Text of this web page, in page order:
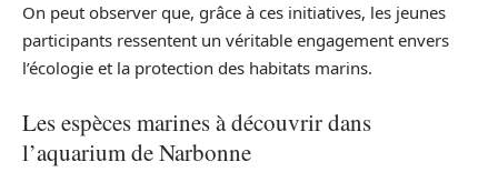
On peut observer que, grâce à ces initiatives, les jeunes
participants ressentent un véritable engagement envers
l’écologie et la protection des habitats marins.
Les espèces marines à découvrir dans
l’aquarium de Narbonne